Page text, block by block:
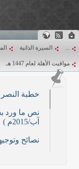
... السيرة الذاتية
مواقيت الأهلة لعام 1447 هـ
خطبة النصر من
آب/2015م )
نصائح